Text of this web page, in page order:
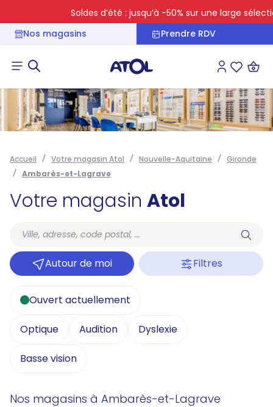
Soldes d’été : jusqu’à -50% sur une large sélection
Nos magasins
Prendre RDV
Connexion
Accueil Votre magasin Atol Nouvelle-Aquitaine
Gironde
Ambarès-et-Lagrave
Votre magasin Atol
Autour de moi Filtres
Ouvert actuellement
Optique Audition Dyslexie
Basse vision
Nos magasins à Ambarès-et-Lagrave